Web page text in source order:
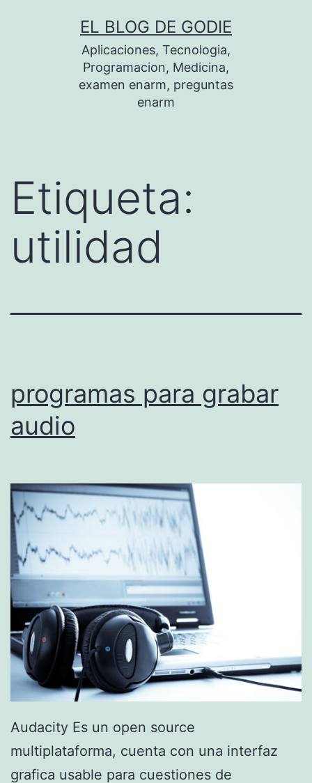
EL BLOG DE GODIE
Aplicaciones, Tecnologia,
Programacion, Medicina,
examen enarm, preguntas
enarm
Etiqueta:
utilidad
programas para grabar
audio
Audacity Es un open source
multiplataforma, cuenta con una interfaz
grafica usable para cuestiones de